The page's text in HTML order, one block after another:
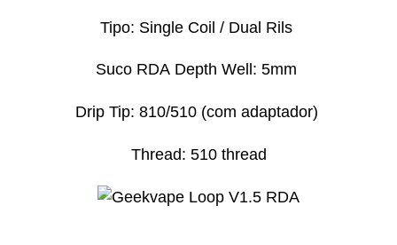
Tipo: Single Coil / Dual Rils
Suco RDA Depth Well: 5mm
Drip Tip: 810/510 (com adaptador)
Thread: 510 thread